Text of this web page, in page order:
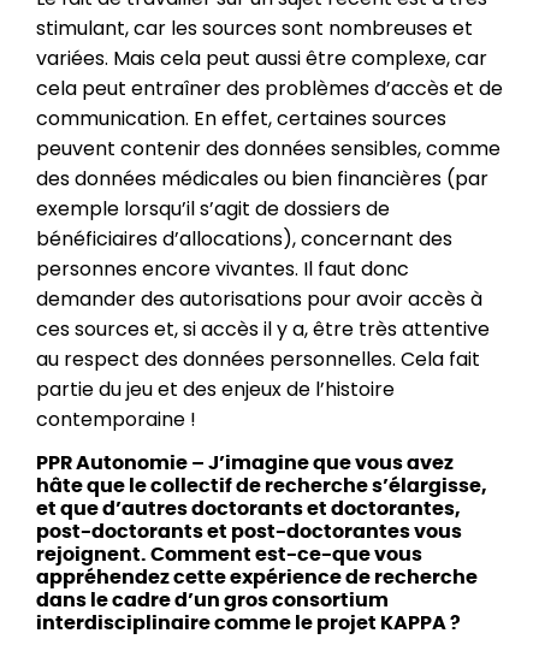
stimulant, car les sources sont nombreuses et
variées. Mais cela peut aussi être complexe, car
cela peut entraîner des problèmes d’accès et de
communication. En effet, certaines sources
peuvent contenir des données sensibles, comme
des données médicales ou bien financières (par
exemple lorsqu’il s’agit de dossiers de
bénéficiaires d’allocations), concernant des
personnes encore vivantes. Il faut donc
demander des autorisations pour avoir accès à
ces sources et, si accès il y a, être très attentive
au respect des données personnelles. Cela fait
partie du jeu et des enjeux de l’histoire
contemporaine !
PPR Autonomie – J’imagine que vous avez
hâte que le collectif de recherche s’élargisse,
et que d’autres doctorants et doctorantes,
post-doctorants et post-doctorantes vous
rejoignent. Comment est-ce-que vous
appréhendez cette expérience de recherche
dans le cadre d’un gros consortium
interdisciplinaire comme le projet KAPPA ?